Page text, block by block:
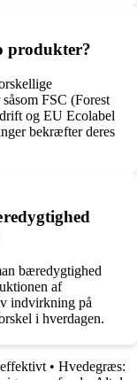
produkter?
FSC (Forest
og EU Ecolabel
bekræfter deres
bæredygtighed
af
indvirkning på
i hverdagen.
• Hvedegræs: